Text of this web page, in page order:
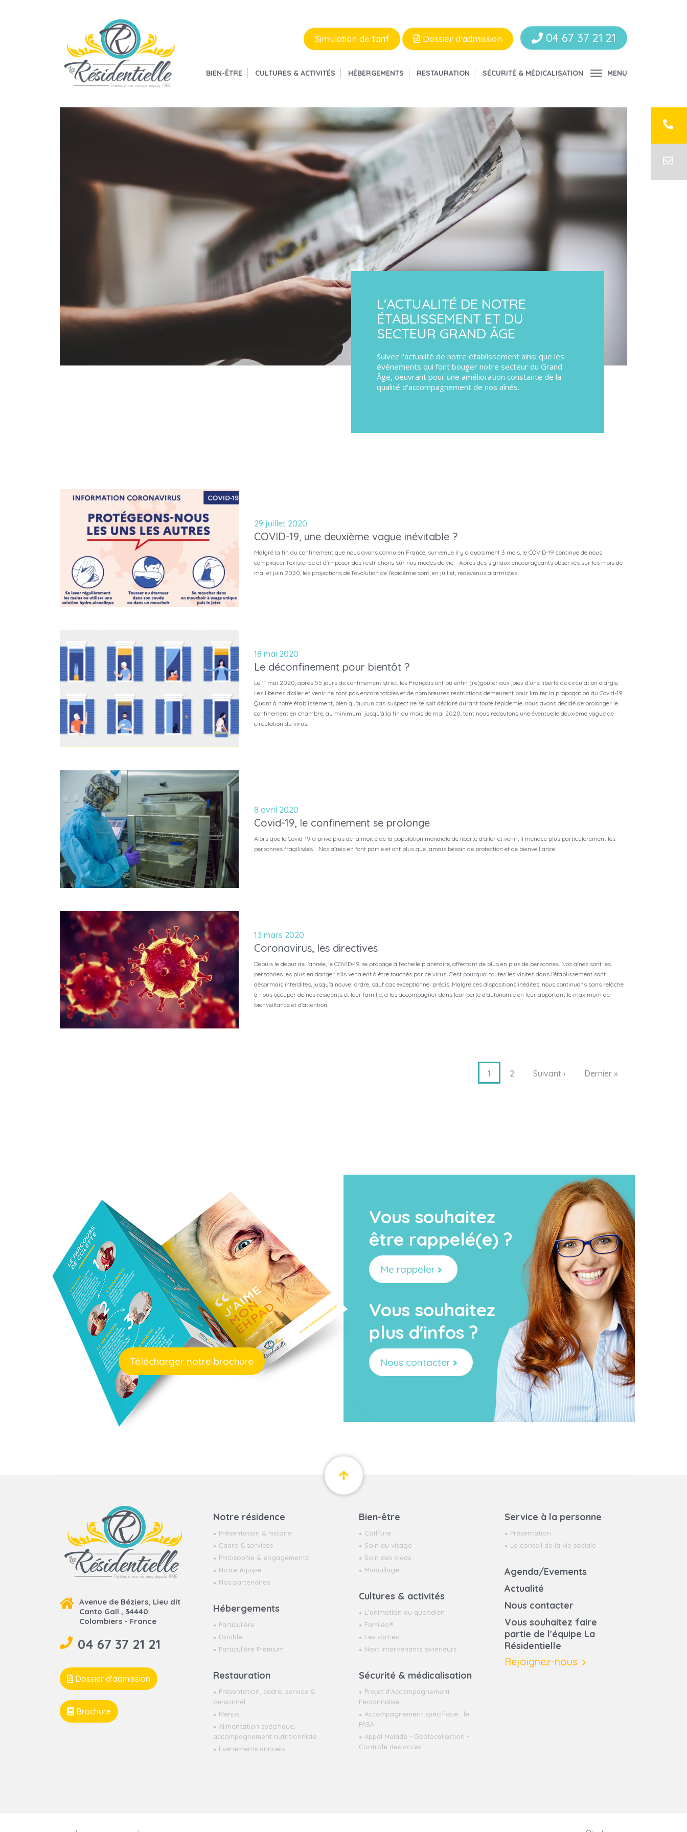
Simulation de tarif Dossier d'admission 04 67 37 21 21
BIEN-ÊTRE CULTURES & ACTIVITÉS HÉBERGEMENTS RESTAURATION SÉCURITÉ & MÉDICALISATION MENU
L'ACTUALITÉ DE NOTRE
ÉTABLISSEMENT ET DU
SECTEUR GRAND ÂGE
Suivez l'actualité de notre établissement ainsi que les
évènements qui font bouger notre secteur du Grand
Âge, oeuvrant pour une amélioration constante de la
qualité d'accompagnement de nos aînés.
29 juillet 2020
COVID-19, une deuxième vague inévitable ?
Malgré la fin du confinement que nous avons connu en France, survenue il y a quasiment 3 mois, le COVID-19 continue de nous
compliquer l'existence et d'imposer des restrictions sur nos modes de vie. Après des signaux encourageants observés sur les mois de
mai et juin 2020, les projections de l'évolution de l'épidémie sont, en juillet, redevenus alarmistes.
18 mai 2020
Le déconfinement pour bientôt ?
Le 11 mai 2020, après 55 jours de confinement strict, les Français ont pu enfin (re)goûter aux joies d'une liberté de circulation élargie.
Les libertés d'aller et venir ne sont pas encore totales et de nombreuses restrictions demeurent pour limiter la propagation du Covid-19.
Quant à notre établissement, bien qu'aucun cas suspect ne se soit déclaré durant toute l'épidémie, nous avons décidé de prolonger le
confinement en chambre, au minimum jusqu'à la fin du mois de mai 2020, tant nous redoutons une éventuelle deuxième vague de
circulation du virus.
8 avril 2020
Covid-19, le confinement se prolonge
Alors que le Covid-19 a privé plus de la moitié de la population mondiale de liberté d'aller et venir, il menace plus particulèrement les
personnes fragilisées. Nos aînés en font partie et ont plus que jamais besoin de protection et de bienveillance.
13 mars 2020
Coronavirus, les directives
Depuis le début de l'année, le COVID-19 se propage à l'échelle planétaire, affectant de plus en plus de personnes. Nos aînés sont les
personnes les plus en danger s'ils venaient à être touchés par ce virus. C'est pourquoi toutes les visites dans l'établissement sont
désormais interdites, jusqu'à nouvel ordre, sauf cas exceptionnel précis. Malgré ces dispositions inédites, nous continuons sans relâche
à nous occuper de nos résidents et leur famille, à les accompagner dans leur perte d'autonomie en leur apportant le maximum de
bienveillance et d'attention.
1 2 Suivant › Dernier »
Télécharger notre brochure
Vous souhaitez
être rappelé(e) ?
Me rappeler
Vous souhaitez
plus d'infos ?
Nous contacter
Avenue de Béziers, Lieu dit
Canto Gall , 34440
Colombiers - France
04 67 37 21 21
Dossier d'admission
Brochure
Notre résidence
Présentation & histoire
Cadre & services
Philosophie & engagements
Notre équipe
Nos partenaires
Hébergements
Particulière
Double
Particulière Premium
Restauration
Présentation, cadre, service &
personnel
Menus
Alimentation spécifique,
accompagnement nutritionniste
Evénements annuels
Bien-être
Coiffure
Soin du visage
Soin des pieds
Maquillage
Cultures & activités
L'animation au quotidien
Famileo®
Les sorties
Next Intervenants extérieurs
Sécurité & médicalisation
Projet d'Accompagnement
Personnalisé
Accompagnement spécifique : le
PASA
Appel Malade - Géolocalisation -
Contrôle des accès
Service à la personne
Présentation
Le conseil de la vie sociale
Agenda/Evements
Actualité
Nous contacter
Vous souhaitez faire
partie de l'équipe La
Résidentielle
Rejoignez-nous